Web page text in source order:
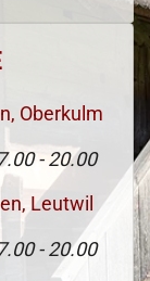
Oberkulm
- 20.00
Leutwil
- 20.00